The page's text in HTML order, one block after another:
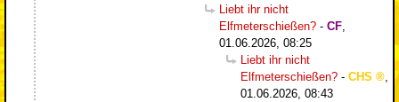
Liebt ihr nicht
Elfmeterschießen? - CF
01.06.2026, 08:25
Liebt ihr nicht
Elfmeterschießen? - CHS
01.06.2026, 08:43